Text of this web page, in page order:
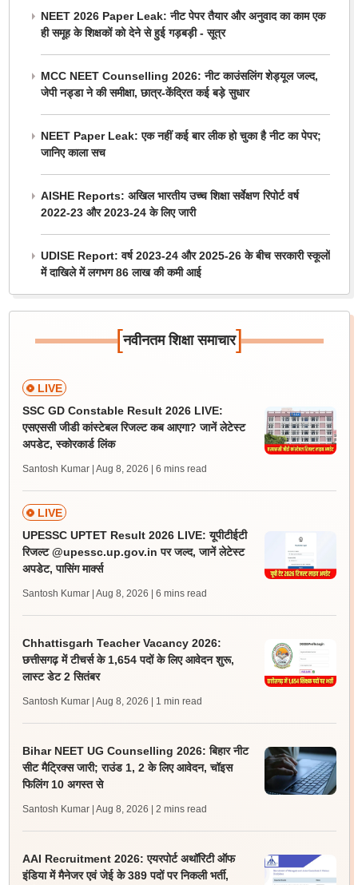
NEET 2026 Paper Leak: नीट पेपर तैयार और अनुवाद का काम एक
ही समूह के शिक्षकों को देने से हुई गड़बड़ी - सूत्र
MCC NEET Counselling 2026: नीट काउंसलिंग शेड्यूल जल्द,
जेपी नड्डा ने की समीक्षा, छात्र-केंद्रित कई बड़े सुधार
NEET Paper Leak: एक नहीं कई बार लीक हो चुका है नीट का पेपर;
जानिए काला सच
AISHE Reports: अखिल भारतीय उच्च शिक्षा सर्वेक्षण रिपोर्ट वर्ष
2022-23 और 2023-24 के लिए जारी
UDISE Report: वर्ष 2023-24 और 2025-26 के बीच सरकारी स्कूलों
में दाखिले में लगभग 86 लाख की कमी आई
[नवीनतम शिक्षा समाचार]
LIVE
SSC GD Constable Result 2026 LIVE:
एसएससी जीडी कांस्टेबल रिजल्ट कब आएगा? जानें लेटेस्ट
अपडेट, स्कोरकार्ड लिंक
Santosh Kumar | Aug 8, 2026 | 6 mins read
LIVE
UPESSC UPTET Result 2026 LIVE: यूपीटीईटी
रिजल्ट @upessc.up.gov.in पर जल्द, जानें लेटेस्ट
अपडेट, पासिंग मार्क्स
Santosh Kumar | Aug 8, 2026 | 6 mins read
Chhattisgarh Teacher Vacancy 2026:
छत्तीसगढ़ में टीचर्स के 1,654 पदों के लिए आवेदन शुरू,
लास्ट डेट 2 सितंबर
Santosh Kumar | Aug 8, 2026 | 1 min read
Bihar NEET UG Counselling 2026: बिहार नीट
सीट मैट्रिक्स जारी; राउंड 1, 2 के लिए आवेदन, चॉइस
फिलिंग 10 अगस्त से
Santosh Kumar | Aug 8, 2026 | 2 mins read
AAI Recruitment 2026: एयरपोर्ट अथॉरिटी ऑफ
इंडिया में मैनेजर एवं जेई के 389 पदों पर निकली भर्ती,